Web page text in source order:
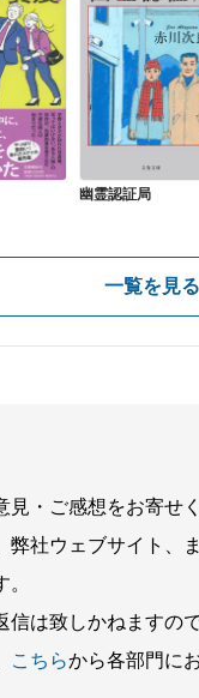
幽霊認証局
一覧を見る
・ご感想をお寄せく
弊社ウェブサイト、
は致しかねますの
こちらから各部門に